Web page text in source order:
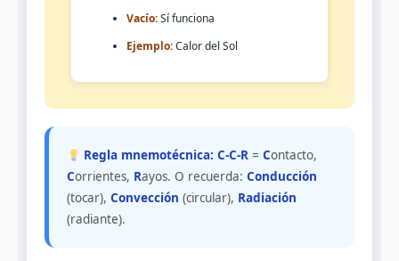
Vacío:Sí funciona
Ejemplo:Calor del Sol
Regla mnemotécnica: C-C-R =Contacto,
Corrientes, Rayos. O recuerda: Conducción
(tocar), Convección (circular), Radiación
(radiante).